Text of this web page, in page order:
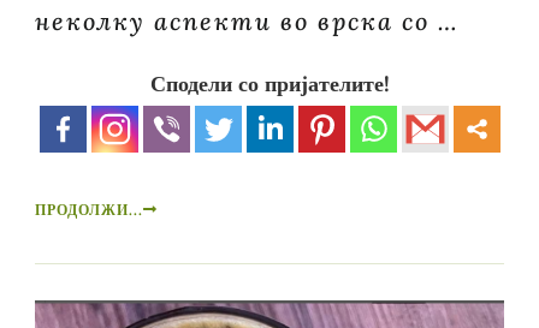
неколку аспекти во врска со …
Сподели со пријателите!
ПРОДОЛЖИ...